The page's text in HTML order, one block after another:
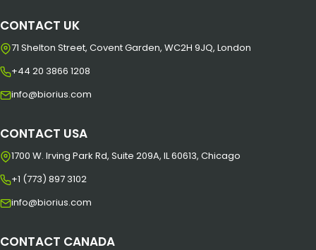
CONTACT UK
71 Shelton Street, Covent Garden, WC2H 9JQ, London
+44 20 3866 1208
info@biorius.com
CONTACT USA
1700 W. Irving Park Rd, Suite 209A, IL 60613, Chicago
+1 (773) 897 3102
info@biorius.com
CONTACT CANADA